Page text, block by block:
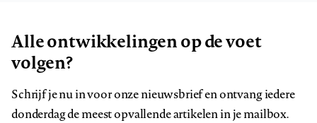
Alle ontwikkelingen op de voet
volgen?
Schrijf je nu in voor onze nieuwsbrief en ontvang iedere
donderdag de meest opvallende artikelen in je mailbox.